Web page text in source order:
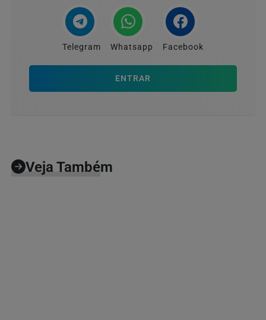
Telegram Whatsapp Facebook
ENTRAR
Veja Também